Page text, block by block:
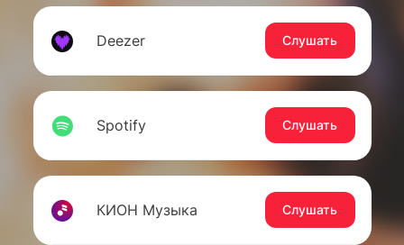
Deezer Слушать
Spotify Слушать
КИОН Музыка Слушать